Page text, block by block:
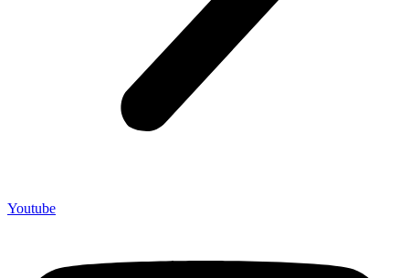
Youtube